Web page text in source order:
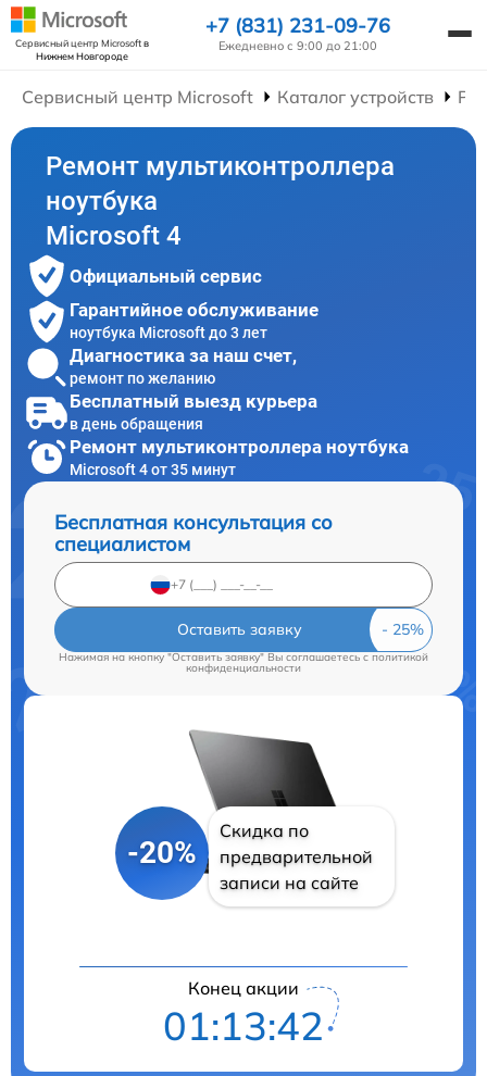
Сервисный центр Microsoftв
Нижнем Новгороде
+7 (831) 231-09-76
Ежедневно с 9:00 до 21:00
Сервисный центр Microsoft Каталог устройств
Ремонт мультиконтроллера
ноутбука
Microsoft 4
Официальный сервис
Гарантийное обслуживание
ноутбука Microsoft до 3 лет
Диагностика за наш счет,
ремонт по желанию
Бесплатный выезд курьера
в день обращения
Ремонт мультиконтроллера ноутбука
Microsoft 4 от 35 минут
Бесплатная консультация со
специалистом
Оставить заявку
Нажимая на кнопку "Оставить заявку" Вы соглашаетесь cполитикой
конфиденциальности
-20%
Скидка по
предварительной
записи на сайте
Конец акции
01:13:41